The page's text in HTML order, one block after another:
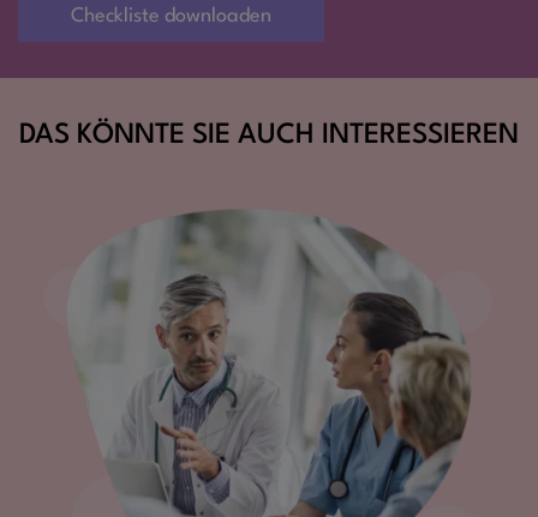
Checkliste downloaden
DAS KÖNNTE SIE AUCH INTERESSIEREN